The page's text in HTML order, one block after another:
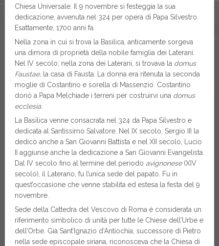
Chiesa Universale. Il 9 novembre si festeggia la sua
dedicazione, avvenuta nel 324 per opera di Papa Silvestro.
Esattamente, 1700 anni fa.
Nella zona in cui si trova la Basilica, anticamente sorgeva
una dimora di proprietà della nobile famiglia dei Laterani.
Nel IV secolo, nella zona dei Laterani, si trovava la domus
Faustae, la casa di Fausta. La donna era ritenuta la seconda
moglie di Costantino e sorella di Massenzio. Costantino
donò a Papa Melchiade i terreni per costruirvi una domus
ecclesia
La Basilica venne consacrata nel 324 da Papa Silvestro e
dedicata al Santissimo Salvatore. Nel IX secolo, Sergio III la
dedicò anche a San Giovanni Battista e nel XII secolo, Lucio
II aggiunse anche la dedicazione a San Giovanni Evangelista.
Dal IV secolo fino al termine del periodo avignonese(XIV
secolo), il Laterano, fu l’unica sede del papato. Fu in
quest’occasione che venne stabilita ed estesa la festa del 9
novembre.
Sede della Cattedra del Vescovo di Roma è considerata un
riferimento simbolico di unità per tutte le Chiese dell’Urbe e
dell’Orbe. Già Sant’Ignazio d’Antiochia, successore di Pietro
nella sede episcopale siriana, riconosceva che la Chiesa di